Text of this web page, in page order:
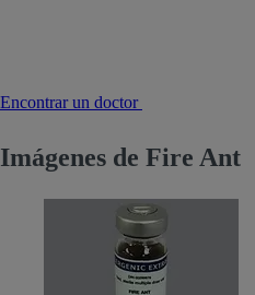
Encontrar un doctor
Imágenes de Fire Ant